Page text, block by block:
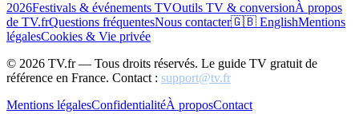
2026Festivals & événements TVOutils TV & conversionÀ propos
de TV.frQuestions fréquentesNous contacter🇬🇧 EnglishMentions
légalesCookies & Vie privée
© 2026 TV.fr — Tous droits réservés. Le guide TV gratuit de
référence en France. Contact : support@tv.fr
Mentions légalesConfidentialitéÀ proposContact